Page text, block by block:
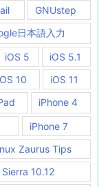
GNUstep
日本語入力
iOS 5
iOS 5.1
10
iOS 11
iPhone 4
iPhone 7
Zaurus Tips
10.12